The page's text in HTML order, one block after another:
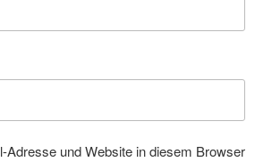
Adresse und Website in diesem Browser